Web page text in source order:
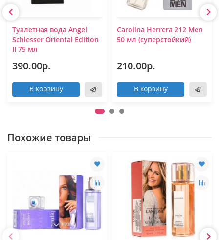
Туалетная вода Angel
Schlesser Oriental Edition
II 75 мл
390.00р.
В корзину
Carolina Herrera 212 Men
50 мл (суперстойкий)
210.00р.
В корзину
Похожие товары